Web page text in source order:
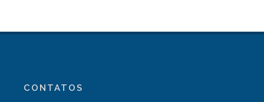
CONTATOS